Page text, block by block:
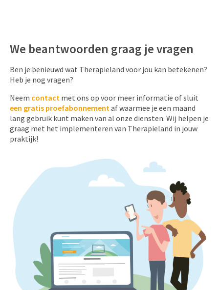
We beantwoorden graag je vragen
Ben je benieuwd wat Therapieland voor jou kan betekenen?
Heb je nog vragen?
Neem contact met ons op voor meer informatie of sluit
een gratis proefabonnementaf waarmee je een maand
lang gebruik kunt maken van al onze diensten. Wij helpen je
graag met het implementeren van Therapieland in jouw
praktijk!